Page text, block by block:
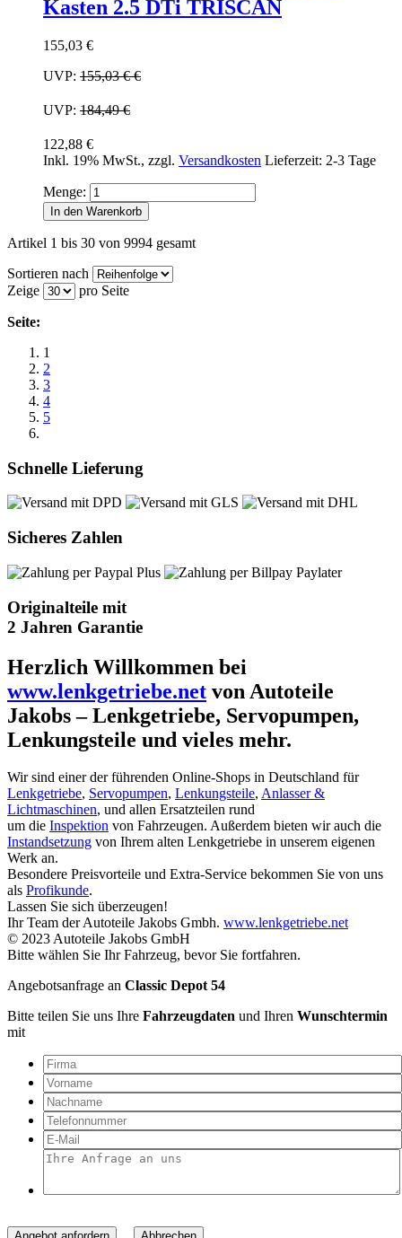
Kasten 2.5 DTi TRISCAN
155,03 €
UVP: 155,03 €€
UVP: 184,49 €
122,88 €
Inkl. 19% MwSt., zzgl. Versandkosten Lieferzeit: 2-3 Tage
Menge:
In den Warenkorb
Artikel 1 bis 30 von 9994 gesamt
Sortieren nach
Zeige
pro Seite
Seite:
1
2
3
4
5
Schnelle Lieferung
Sicheres Zahlen
Originalteile mit
2 Jahren Garantie
Herzlich Willkommen bei
www.lenkgetriebe.net von Autoteile
Jakobs – Lenkgetriebe, Servopumpen,
Lenkungsteile und vieles mehr.
Wir sind einer der führenden Online-Shops in Deutschland für
Lenkgetriebe, Servopumpen, Lenkungsteile, Anlasser &
Lichtmaschinen, und allen Ersatzteilen rund
um die Inspektion von Fahrzeugen. Außerdem bieten wir auch die
Instandsetzung von Ihrem alten Lenkgetriebe in unserem eigenen
Werk an.
Besondere Preisvorteile und Extra-Service bekommen Sie von uns
als Profikunde.
Lassen Sie sich überzeugen!
Ihr Team der Autoteile Jakobs Gmbh. www.lenkgetriebe.net
© 2023 Autoteile Jakobs GmbH
Bitte wählen Sie Ihr Fahrzeug, bevor Sie fortfahren.
Angebotsanfrage an Classic Depot 54
Bitte teilen Sie uns Ihre Fahrzeugdaten und Ihren Wunschtermin
mit